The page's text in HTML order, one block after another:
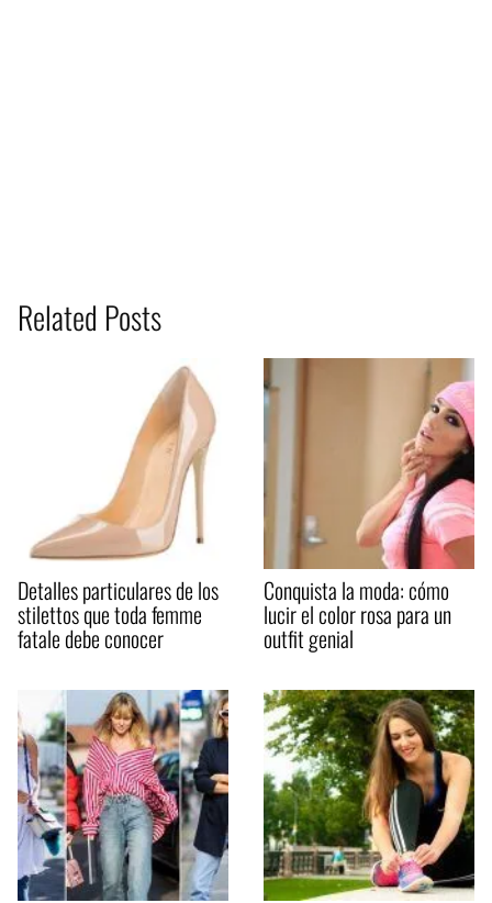
Related Posts
Detalles particulares de los
stilettos que toda femme
fatale debe conocer
Conquista la moda: cómo
lucir el color rosa para un
outfit genial